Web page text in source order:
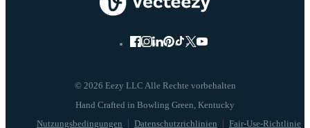
© 2026 Eezy LLC Alle Rechte vorbehalten
Nutzungsbedingungen Datenschutzrichlinien Fair-Use-Richtlinie